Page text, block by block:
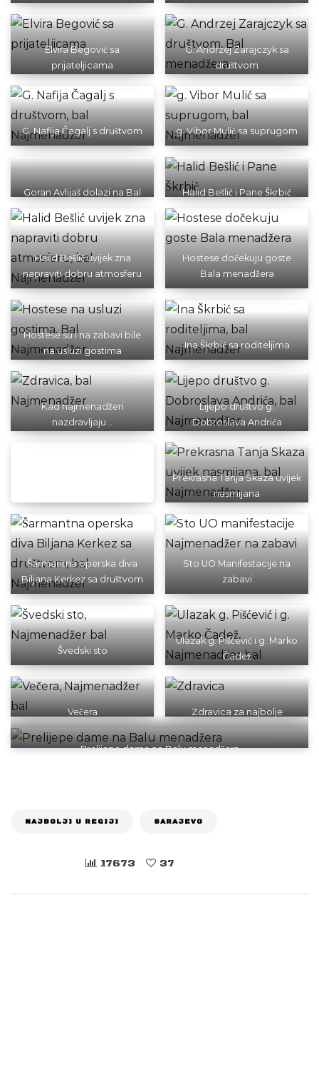
Elvira Begović sa
prijateljicama
G. Andrzej Zarajczyk sa
društvom
G. Nafija Čagalj s društvom g. Vibor Mulić sa suprugom
Goran Avlijaš dolazi na Bal
Halid Bešlić i Pane Škrbić
Halid Bešlić uvijek zna
napraviti dobru atmosferu
Hostese dočekuju goste
Bala menadžera
Hostese su i na zabavi bile
na usluzi gostima
Ina Škrbić sa roditeljima
Kad najmenadžeri
nazdravljaju…
Lijepo društvo g.
Dobroslava Andrića
Prekrasna Tanja Skaza uvijek
nasmijana
Šarmantna operska diva
Biljana Kerkez sa društvom
Sto UO Manifestacije na
zabavi
Švedski sto
Ulazak g. Pišćević i g. Marko
Čadež
Večera
Zdravica za najbolje
Prelijepe dame na Balu menadžera
NAJBOLJI U REGIJI SARAJEVO
17673 37